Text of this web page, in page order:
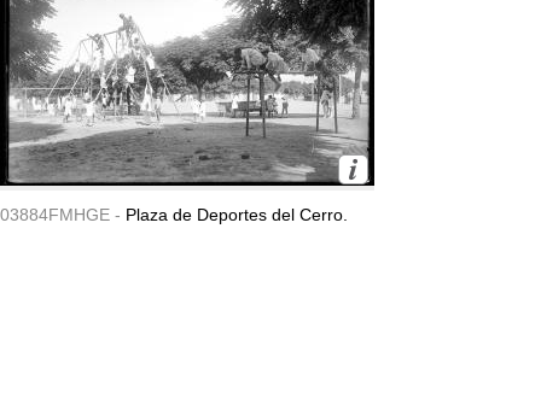
03884FMHGE - Plaza de Deportes del Cerro.